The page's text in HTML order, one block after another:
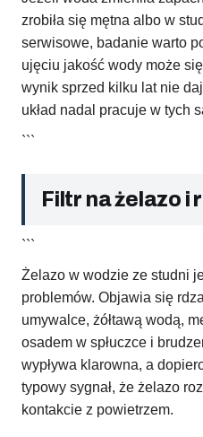
zrobiła się mętna albo w
serwisowe, badanie warto
ujęciu jakość wody może
wynik sprzed kilku lat nie
układ nadal pracuje w tych
```
Filtr na żelazo i
```
Żelazo w wodzie ze studni
problemów. Objawia się
umywalce, żółtawą wodą,
osadem w spłuczce i
wypływa klarowna, a
typowy sygnał, że żelazo
kontakcie z powietrzem.